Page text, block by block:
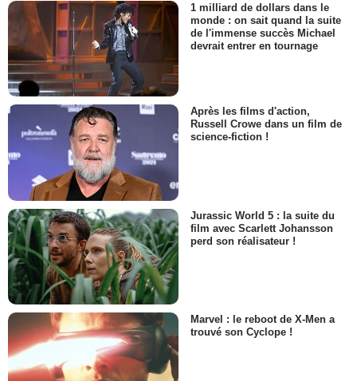
1 milliard de dollars dans le
monde : on sait quand la suite
de l'immense succès Michael
devrait entrer en tournage
Après les films d'action,
Russell Crowe dans un film de
science-fiction !
Jurassic World 5 : la suite du
film avec Scarlett Johansson
perd son réalisateur !
Marvel : le reboot de X-Men a
trouvé son Cyclope !